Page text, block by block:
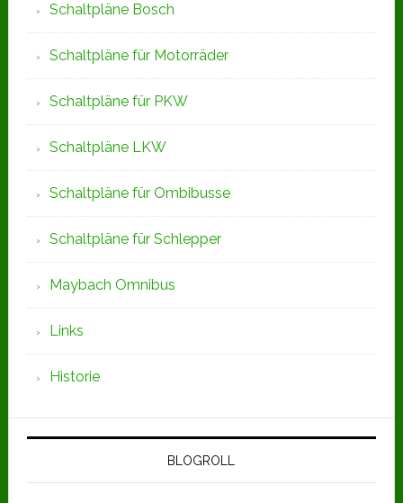
Schaltpläne Bosch
Schaltpläne für Motorräder
Schaltpläne für PKW
Schaltpläne LKW
Schaltpläne für Ombibusse
Schaltpläne für Schlepper
Maybach Omnibus
Links
Historie
BLOGROLL